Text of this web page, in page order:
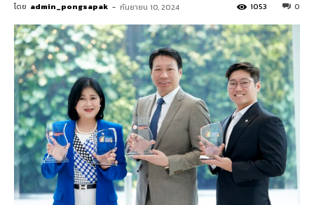
โดย admin_pongsapak - กันยายน 10, 2024 0
1053